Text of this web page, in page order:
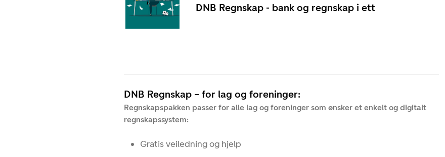
DNB Regnskap - bank og regnskap i ett
DNB Regnskap – for lag og foreninger:
Regnskapspakken passer for alle lag og foreninger som ønsker et enkelt og digitalt
regnskapssystem:
Gratis veiledning og hjelp